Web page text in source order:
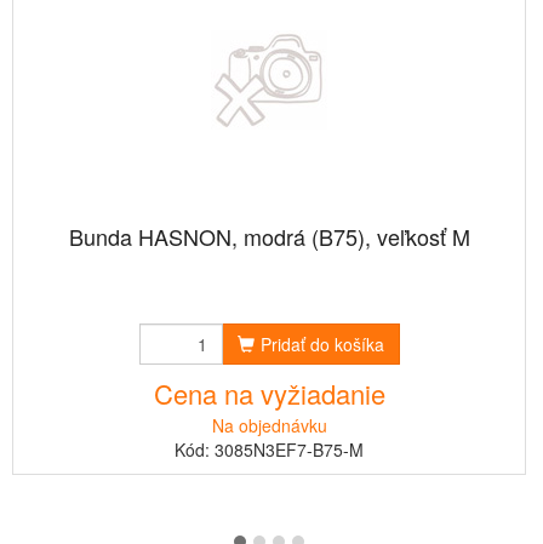
Bunda HASNON, modrá (B75), veľkosť M
Pridať do košíka
Cena na vyžiadanie
Na objednávku
Kód: 3085N3EF7-B75-M